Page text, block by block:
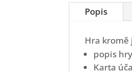
Popis
Hra
popis hry
Karta